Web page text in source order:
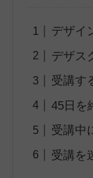
デザイ
デザス
受講す
45日を
受講中
受講を